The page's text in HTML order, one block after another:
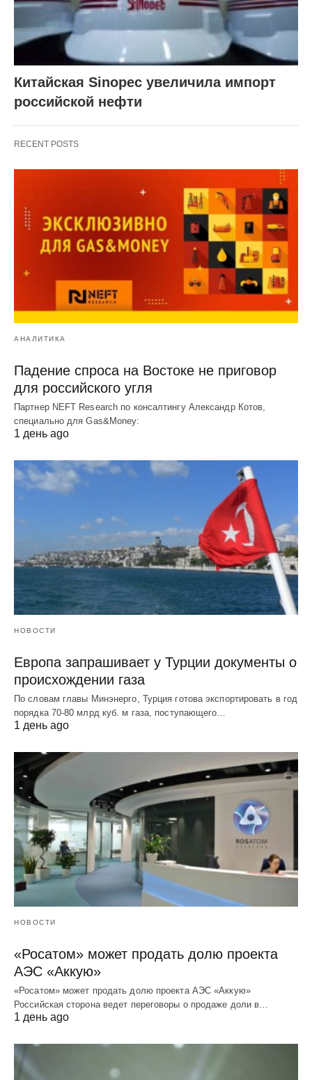
Китайская Sinopec увеличила импорт
российской нефти
RECENT POSTS
АНАЛИТИКА
Падение спроса на Востоке не приговор
для российского угля
Партнер NEFT Research по консалтингу Александр Котов,
специально для Gas&Money:
1 день ago
НОВОСТИ
Европа запрашивает у Турции документы о
происхождении газа
По словам главы Минэнерго, Турция готова экспортировать в год
порядка 70-80 млрд куб. м газа, поступающего…
1 день ago
НОВОСТИ
«Росатом» может продать долю проекта
АЭС «Аккую»
«Росатом» может продать долю проекта АЭС «Аккую»
Российская сторона ведет переговоры о продаже доли в…
1 день ago